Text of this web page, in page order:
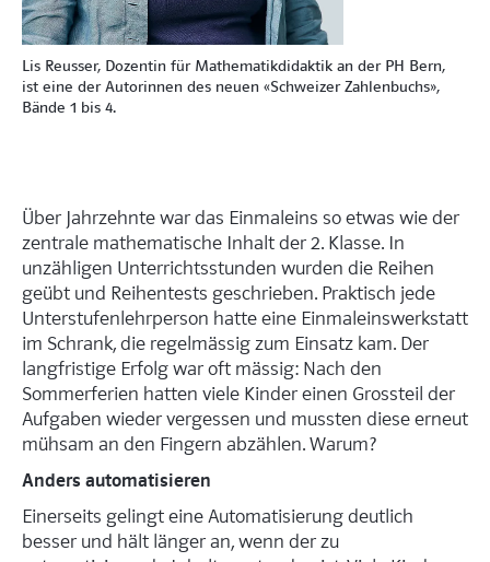
Lis Reusser, Dozentin für Mathematik­didaktik an der PH Bern,
ist eine der ­Autorinnen des neuen ­«Schweizer ­Zahlenbuchs»,
Bände 1 bis 4.
Über Jahrzehnte war das Einmaleins so etwas wie der
zentrale mathematische Inhalt der 2. Klasse. In
unzähligen Unterrichtsstunden wurden die Reihen
geübt und Reihentests geschrieben. Praktisch jede
Unterstufenlehrperson hatte eine Einmaleinswerkstatt
im Schrank, die regelmässig zum Einsatz kam. Der
langfristige Erfolg war oft mässig: Nach den
Sommerferien hatten viele Kinder einen Grossteil der
Aufgaben wieder vergessen und mussten diese erneut
mühsam an den Fingern abzählen. Warum?
Anders automatisieren
Einerseits gelingt eine Automatisierung deutlich
besser und hält länger an, wenn der zu